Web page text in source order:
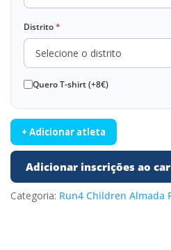
Distrito*
Quero T-shirt (+8€)
+ Adicionar atleta
Adicionar inscrições ao
Categoria: Run4 Children Almada